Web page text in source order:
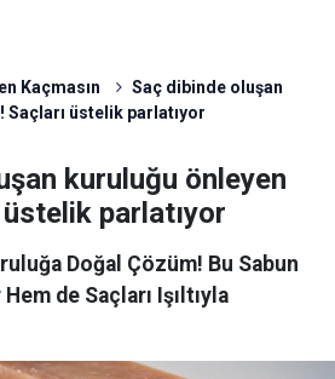
Kaçmasın
Saç dibinde oluşan
Saçları üstelik parlatıyor
kuruluğu önleyen
parlatıyor
Doğal Çözüm! Bu Sabun
de Saçları Işıltıyla